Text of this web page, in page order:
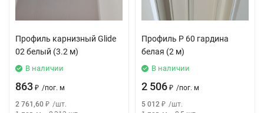
Профиль карнизный Glide
02 белый (3.2 м)
В наличии
863 ₽ /пог. м
2 761,60 ₽ /шт.
Профиль P 60 гардина
белая (2 м)
В наличии
2 506 ₽ /пог. м
5 012 ₽ /шт.